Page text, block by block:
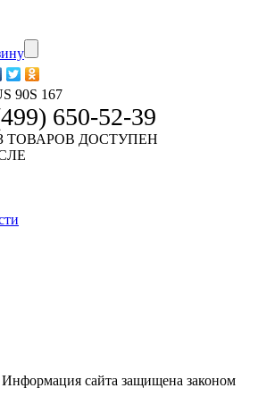
90S 167
650-52-39
ТОВАРОВ ДОСТУПЕН
сайта защищена законом